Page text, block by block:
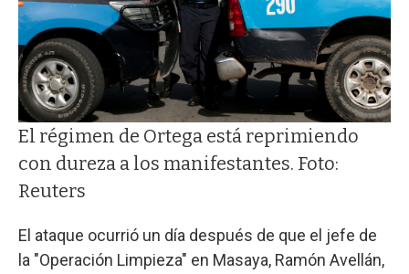
El régimen de Ortega está reprimiendo
con dureza a los manifestantes. Foto:
Reuters
El ataque ocurrió un día después de que el jefe de
la "Operación Limpieza" en Masaya, Ramón Avellán,